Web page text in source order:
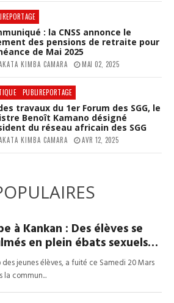
: la CNSS annonce le
des pensions de retraite pour
de Mai 2025
KIMBA CAMARA MAI 02, 2025
PUBLIREPORTAGE
travaux du 1er Forum des SGG, le
Benoît Kamano désigné
du réseau africain des SGG
KIMBA CAMARA AVR 12, 2025